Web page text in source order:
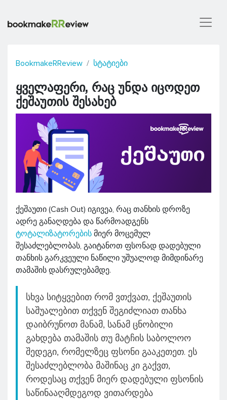
BookmakeRReview სტატიები
ყველაფერი, რაც უნდა იცოდეთ
ქეშაუთის შესახებ
ქეშაუთი (Cash Out) იგივეა, რაც თანხის დროზე
ადრე განაღდება და წარმოადგენს
ტოტალიზატორების მიერ მოცემულ
შესაძლებლობას, გაიტანოთ ფსონად დადებული
თანხის გარკვეული ნაწილი უშუალოდ მიმდინარე
თამაშის დასრულებამდე.
სხვა სიტყვებით რომ ვთქვათ, ქეშაუთის
საშუალებით თქვენ შეგიძლიათ თანხა
დაიბრუნოთ მანამ, სანამ ცნობილი
გახდება თამაშის თუ მატჩის საბოლოო
შედეგი, რომელზეც ფსონი გააკეთეთ. ეს
შესაძლებლობა მაშინაც კი გაქვთ,
როდესაც თქვენ მიერ დადებული ფსონის
საწინააღმდეგოდ ვითარდება